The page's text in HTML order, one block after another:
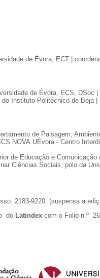
de Évora, ECT |
de Évora, ECS, DSoc |
Instituto Politécnico de Beja |
de Paisagem,
- Centro
de Educação e Comunicação
Ciências Sociais, polo da
2183-9220 (suspensa a
do Latindexcom o Folio n.º